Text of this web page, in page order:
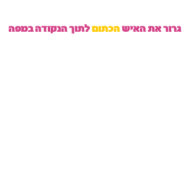
גרור את האישהכתוםלתוך הנקודה במפה